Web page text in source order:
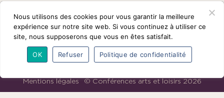
L’association Programmes
Intervenants
Mentions légales
© Conférences arts et loisirs 2026
Nous
Nous utilisons des cookies pour vous garantir la meilleure
expérience sur notre site web. Si vous continuez à utiliser ce
site, nous supposerons que vous en êtes satisfait.
OK Refuser Politique de confidentialité